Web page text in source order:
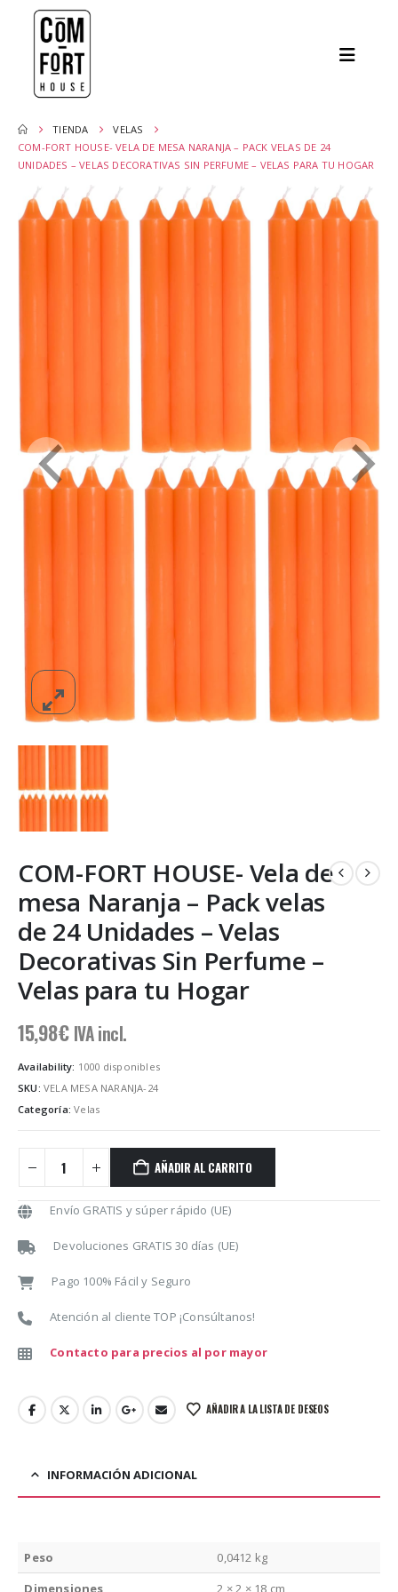
TIENDA
VELAS
COM-FORT HOUSE- VELA DE MESA NARANJA – PACK VELAS DE 24
UNIDADES – VELAS DECORATIVAS SIN PERFUME – VELAS PARA TU HOGAR
COM-FORT HOUSE- Vela de
mesa Naranja – Pack velas
de 24 Unidades – Velas
Decorativas Sin Perfume –
Velas para tu Hogar
15,98€ IVA incl.
Availability: 1000 disponibles
SKU: VELA MESA NARANJA-24
Categoría:Velas
AÑADIR AL CARRITO
Envío GRATIS y súper rápido (UE)
Devoluciones GRATIS 30 días (UE)
Pago 100% Fácil y Seguro
Atención al cliente TOP ¡Consúltanos!
Contacto para precios al por mayor
AÑADIR A LA LISTA DE DESEOS
INFORMACIÓN ADICIONAL
Peso
0,0412 kg
Dimensiones
2 × 2 × 18 cm